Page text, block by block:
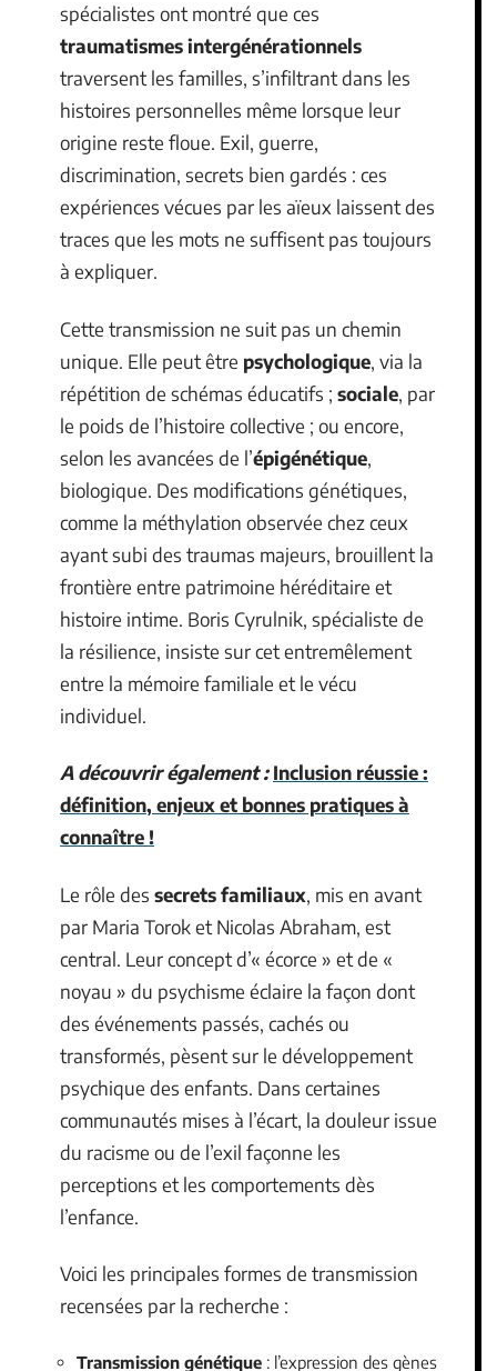
spécialistes ont montré que ces
traumatismes intergénérationnels
traversent les familles, s’infiltrant dans les
histoires personnelles même lorsque leur
origine reste floue. Exil, guerre,
discrimination, secrets bien gardés : ces
expériences vécues par les aïeux laissent des
traces que les mots ne suffisent pas toujours
à expliquer.
Cette transmission ne suit pas un chemin
unique. Elle peut être psychologique, via la
répétition de schémas éducatifs ; sociale, par
le poids de l’histoire collective ; ou encore,
selon les avancées de l’épigénétique,
biologique. Des modifications génétiques,
comme la méthylation observée chez ceux
ayant subi des traumas majeurs, brouillent la
frontière entre patrimoine héréditaire et
histoire intime. Boris Cyrulnik, spécialiste de
la résilience, insiste sur cet entremêlement
entre la mémoire familiale et le vécu
individuel.
A découvrir également : Inclusion réussie :
définition, enjeux et bonnes pratiques à
connaître !
Le rôle des secrets familiaux, mis en avant
par Maria Torok et Nicolas Abraham, est
central. Leur concept d’« écorce » et de «
noyau » du psychisme éclaire la façon dont
des événements passés, cachés ou
transformés, pèsent sur le développement
psychique des enfants. Dans certaines
communautés mises à l’écart, la douleur issue
du racisme ou de l’exil façonne les
perceptions et les comportements dès
l’enfance.
Voici les principales formes de transmission
recensées par la recherche :
Transmission génétique : l’expression des gènes